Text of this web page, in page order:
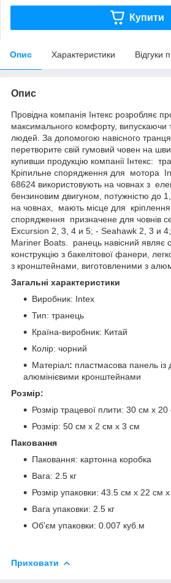
Купити
Опис Характеристики Відгуки
Опис
Провідна компанія Інтекс розробляє
максимального комфорту, випускаючи
людей. За допомогою навісного
перетворите свій гумовий човен на
купивши продукцію компанії Інтекс:
Кріпильне спорядження для мотора
68624 використовують на човнах з
бензиновим двигуном, потужністю до
на човнах, мають місце для
спорядження призначене для човнів
Excursion 2, 3, 4 и 5; - Seahawk 2, 3 и
Mariner Boats. ранець навісний являє
конструкцію з бакелітової фанери,
з кронштейнами, виготовленими з
Загальні характеристики
Виробник: Intex
Тип: транець
Країна-виробник: Китай
Колір: чорний
Матеріал: пластмасова панель із
алюмінієвими кронштейнами
Розмір:
Розмір трацевої плити: 30 см х
Розмір: 50 см х 2 см х 3 см
Паковання
Паковання: картонна коробка
Вага: 2.5 кг
Розмір упаковки: 43.5 см х 22 см
Вага упаковки: 2.5 кг
Об'єм упаковки: 0.007 куб.м
Приховати